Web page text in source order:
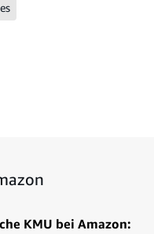
KMU bei Amazon: